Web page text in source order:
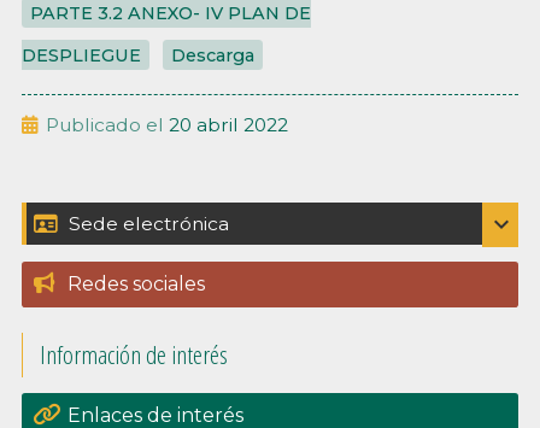
PARTE 3.2 ANEXO- IV PLAN DE
DESPLIEGUE
Descarga
Publicado el 20 abril 2022
Barra
lateral
principal
Sede electrónica expand_more
Catálogo de trámites
Padrón
Perfil del contratante
Portal de transpariencia
Redes sociales
Información de interés
Enlaces de interés